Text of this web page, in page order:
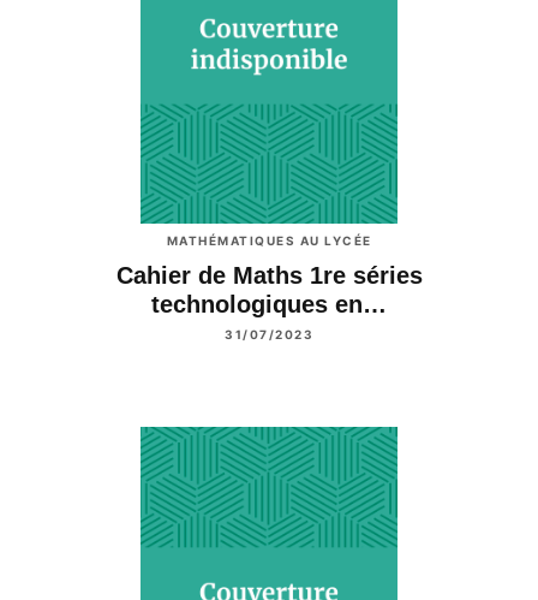
MATHÉMATIQUES AU LYCÉE
Cahier de Maths 1re séries
technologiques en…
31/07/2023